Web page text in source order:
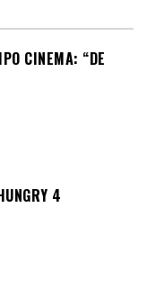
CINEMA: “DE
4